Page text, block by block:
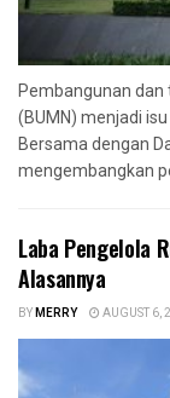
Pembangunan
(BUMN) menjadi
Bersama dengan
mengembangkan
Laba Pengelola
Alasannya
BYMERRY AUGUST 6,